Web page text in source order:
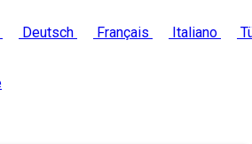
Deutsch Français Italiano